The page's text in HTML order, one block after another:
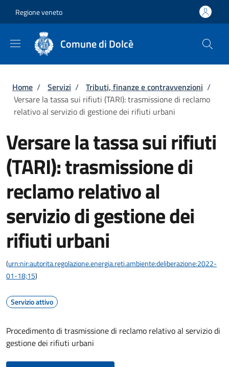
Regione veneto
Comune di Dolcè
Briciole di pane
Home / Servizi / Tributi, finanze e contravvenzioni /
Versare la tassa sui rifiuti (TARI): trasmissione di reclamo
relativo al servizio di gestione dei rifiuti urbani
Versare la tassa sui rifiuti
(TARI): trasmissione di
reclamo relativo al
servizio di gestione dei
rifiuti urbani
(urn:nir:autorita.regolazione.energia.reti.ambiente:deliberazione:2022-
01-18;15)
Servizio attivo
Procedimento di trasmissione di reclamo relativo al servizio di
gestione dei rifiuti urbani